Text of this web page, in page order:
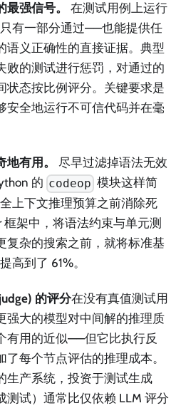
强信号。
在测试用例上运行
有一部分通过——也能提供任
语义正确性的直接证据。典型
败的测试进行惩罚，对通过的
状态按比例评分。关键要求是
安全地运行不可信代码并在毫
有用。
尽早过滤掉语法无效
的 codeop 模块这样简
上下文推理预算之前消除死
框架中，将语法约束与单元测
复杂的搜索之前，就将标准基
高到了 61%。
的评分在没有真值测试用
强大的模型对中间解的推理质
有用的近似——但它比执行反
每个节点评估的推理成本。
生产系统，投资于测试生成
测试）通常比仅依赖 LLM 评分